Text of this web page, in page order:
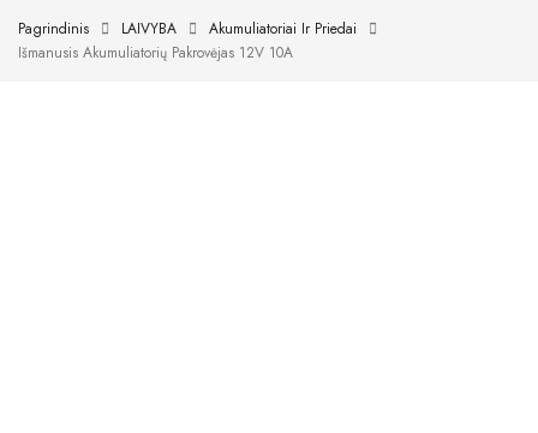
Pagrindinis LAIVYBA
Akumuliatoriai Ir Priedai
Išmanusis Akumuliatorių Pakrovėjas 12V 10A